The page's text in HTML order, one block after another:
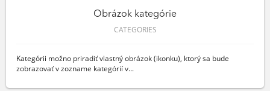
Obrázok kategórie
CATEGORIES
Kategórii možno priradiť vlastný obrázok (ikonku), ktorý sa bude
zobrazovať v zozname kategórií v...